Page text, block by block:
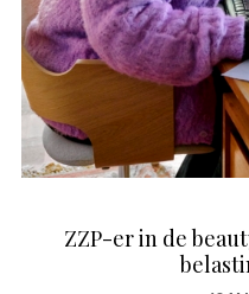
ZZP-er in de